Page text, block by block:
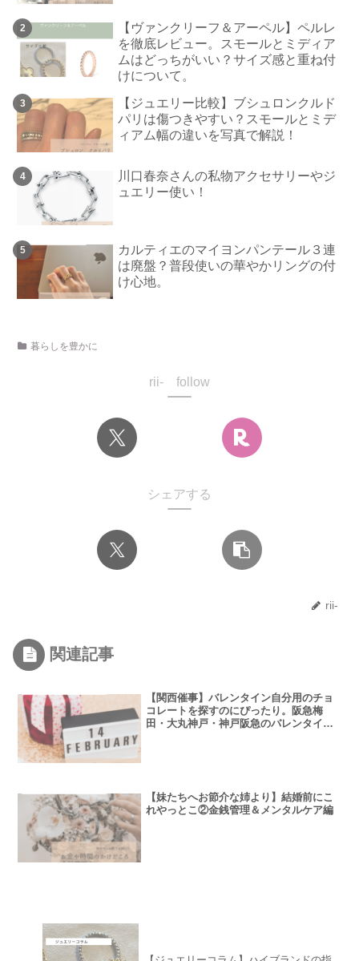
【ヴァンクリーフ＆アーペル】ペルレ
を徹底レビュー。スモールとミディア
ムはどっちがいい？サイズ感と重ね付
けについて。
【ジュエリー比較】ブシュロンクルド
パリは傷つきやすい？スモールとミデ
ィアム幅の違いを写真で解説！
川口春奈さんの私物アクセサリーやジ
ュエリー使い！
カルティエのマイヨンパンテール３連
は廃盤？普段使いの華やかリングの付
け心地。
暮らしを豊かに
rii- follow
シェアする
rii-
関連記事
【関西催事】バレンタイン自分用のチョ
コレートを探すのにぴったり。阪急梅
田・大丸神戸・神戸阪急のバレンタイン
【妹たちへお節介な姉より】結婚前にこ
れやっとこ②金銭管理＆メンタルケア編